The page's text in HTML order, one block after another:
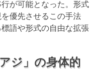
が可能となった。形式
優先させるこの手法
語や形式の自由な拡張
ジ」の身体的